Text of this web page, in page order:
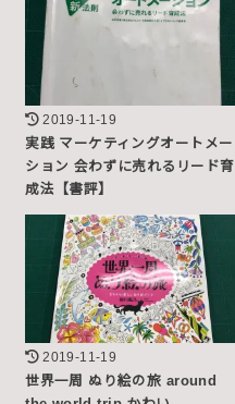
2019-11-19
実践 マーケティングオートメー
ション 会わずに売れるリード育
成法【書評】
2019-11-19
世界一周 ぬり絵の旅 around